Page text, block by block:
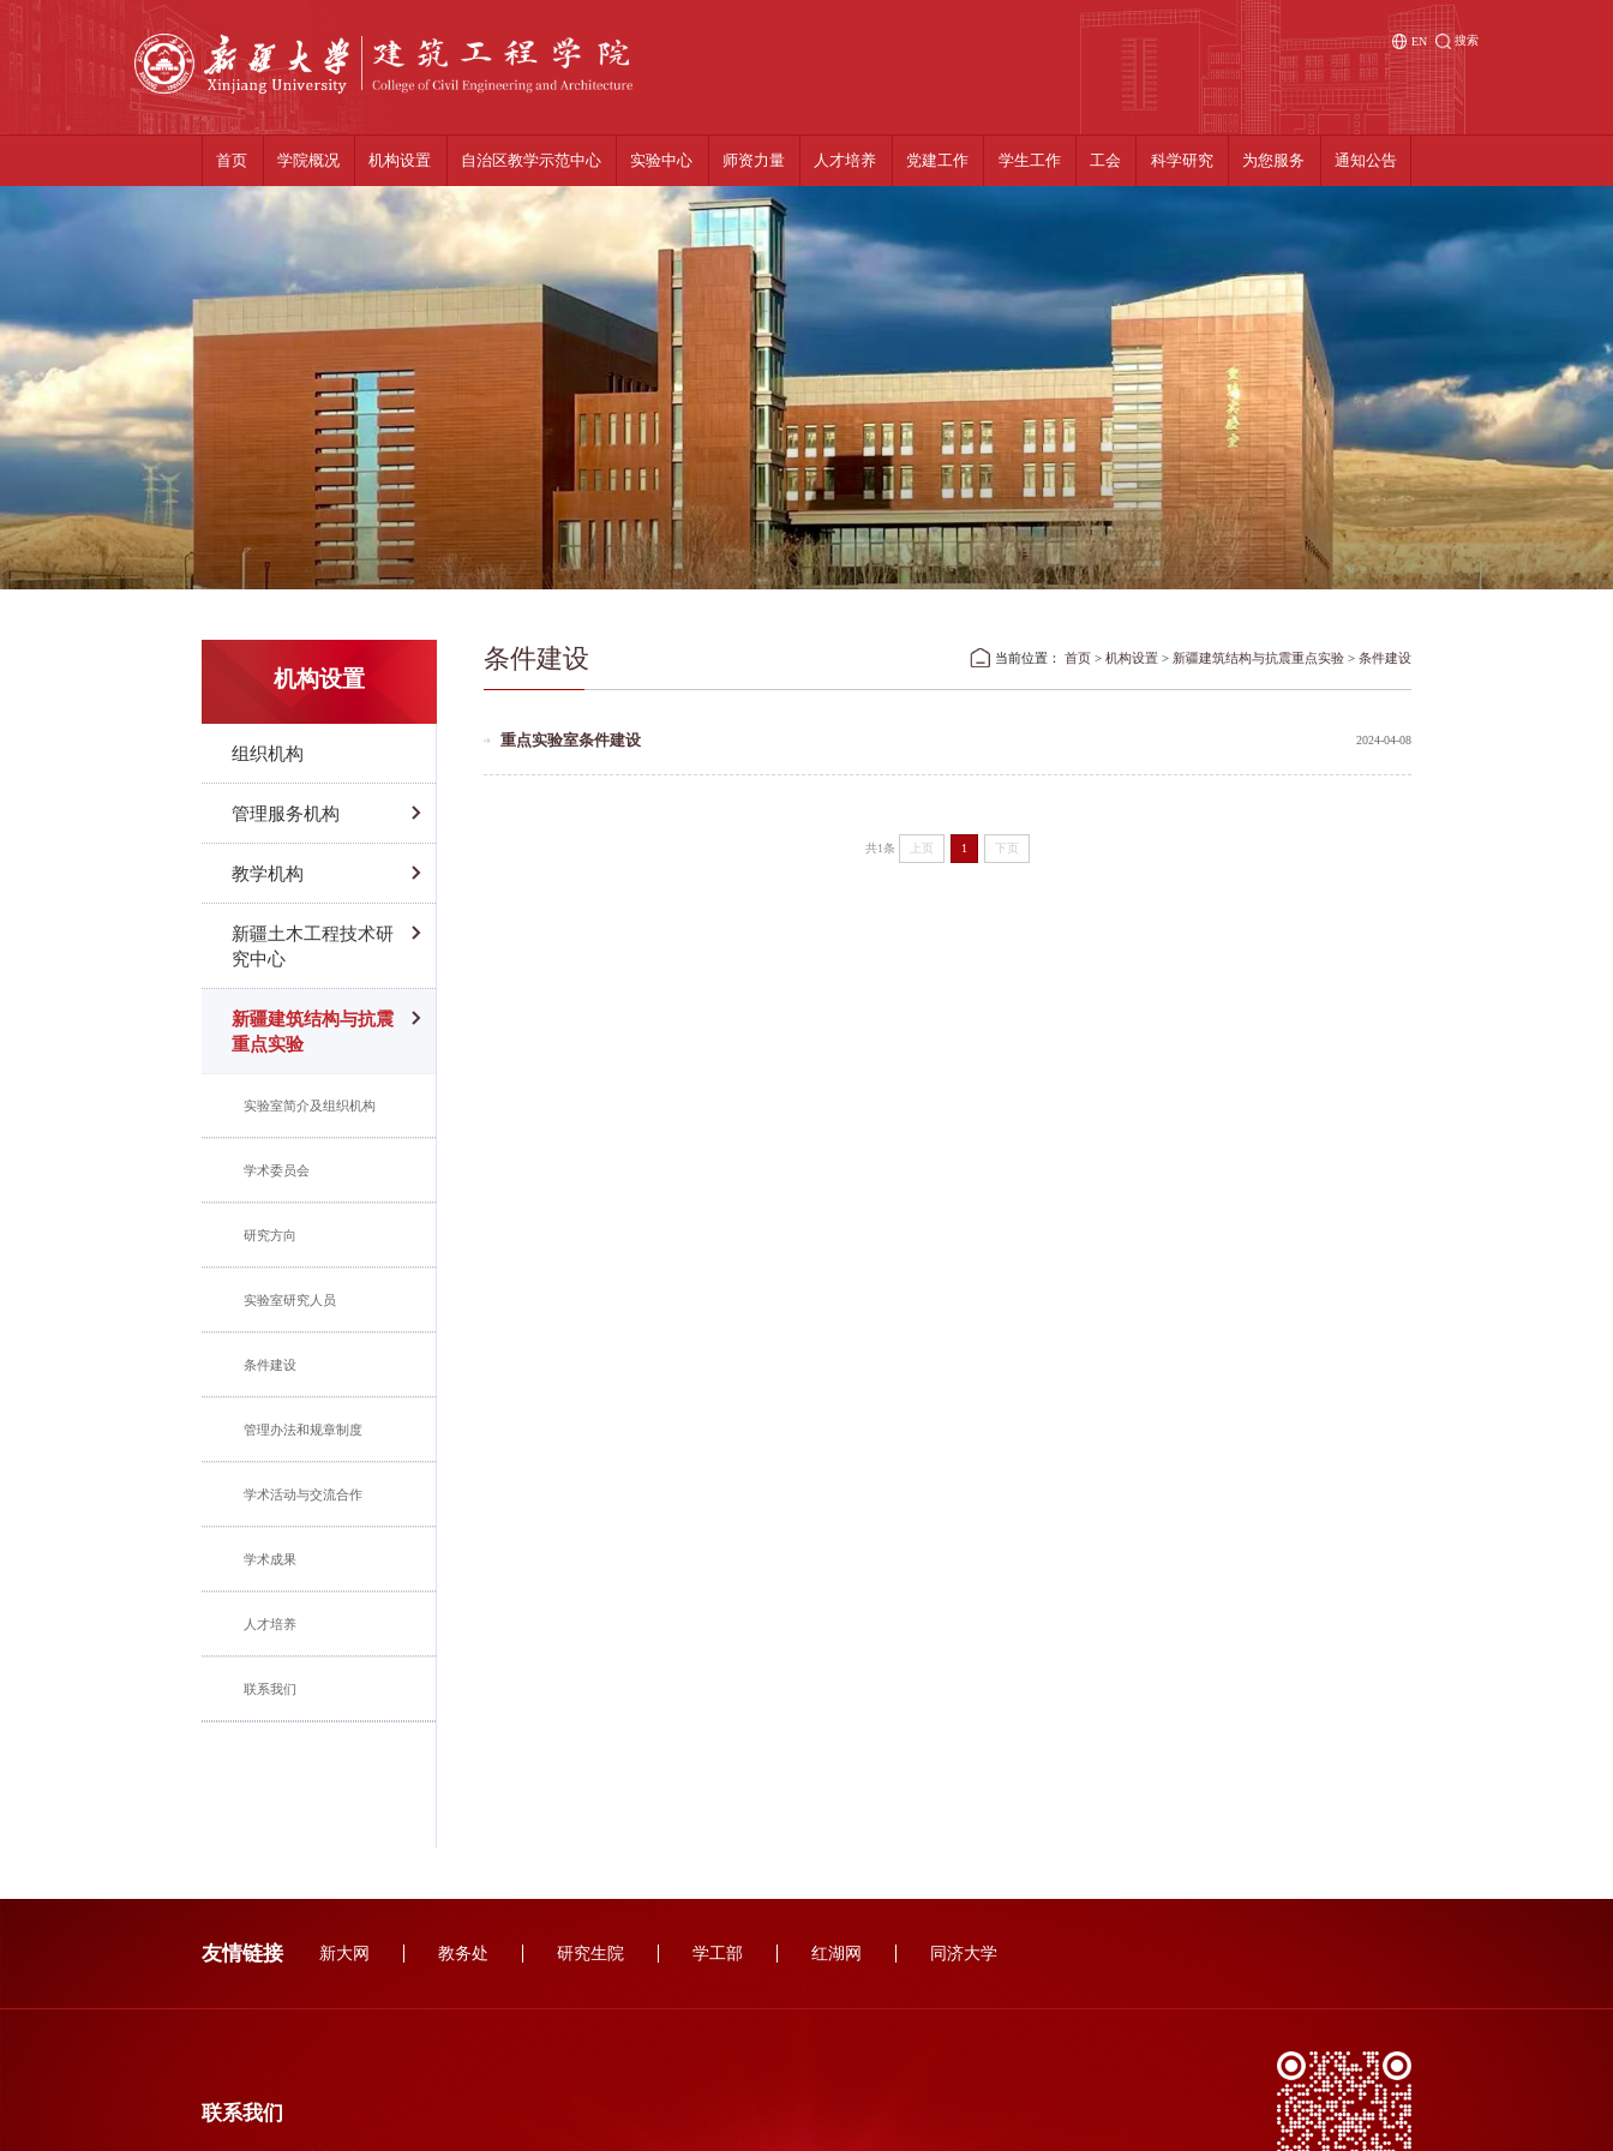
EN 搜索
首页 学院概况 机构设置 自治区教学示范中心 实验中心 师资力量 人才培养 党建工作 学生工作 工会 科学研究 为您服务 通知公告
机构设置
组织机构
管理服务机构
教学机构
新疆土木工程技术研
究中心
新疆建筑结构与抗震
重点实验
实验室简介及组织机构
学术委员会
研究方向
实验室研究人员
条件建设
管理办法和规章制度
学术活动与交流合作
学术成果
人才培养
联系我们
条件建设 当前位置： 首页 > 机构设置 > 新疆建筑结构与抗震重点实验 > 条件建设
重点实验室条件建设 2024-04-08
共1条 上页 1 下页
友情链接 新大网 教务处 研究生院 学工部 红湖网 同济大学
联系我们